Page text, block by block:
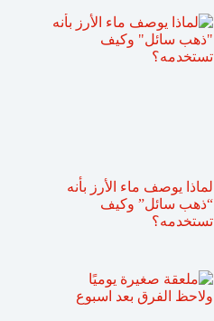
لماذا يوصف ماء الأرز بأنه
“ذهب سائل” وكيف
تستخدمه؟